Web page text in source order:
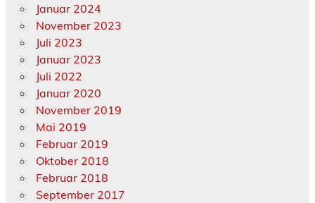
Januar 2024
November 2023
Juli 2023
Januar 2023
Juli 2022
Januar 2020
November 2019
Mai 2019
Februar 2019
Oktober 2018
Februar 2018
September 2017